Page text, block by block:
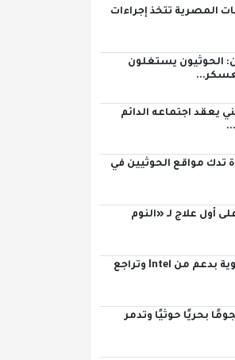
المصرية تتخذ إجراءات
الحوثيون يستغلون
يعقد اجتماعه الدائم
تدك مواقع الحوثيين في
أول علاج لـ «النوم
سوفت بانك تحقق أرباحاً قوية بدعم من Intel وتراجع
بحريًا حوثيًا وتدمر